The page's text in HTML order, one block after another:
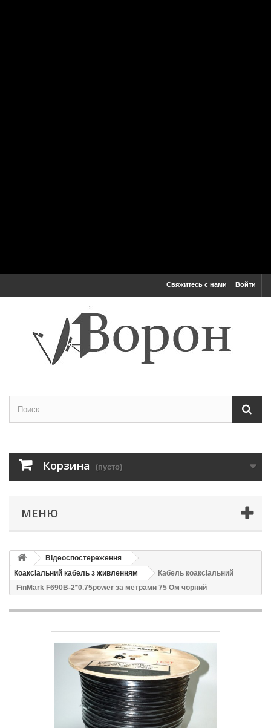
Войти
Свяжитесь с нами
Корзина (пусто)
МЕНЮ
Відеоспостереження
Коаксіальний кабель з живленням
Кабель коаксіальний
FinMark F690B-2*0.75power за метрами 75 Ом чорний